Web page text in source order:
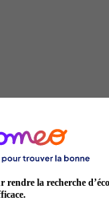
la recherche